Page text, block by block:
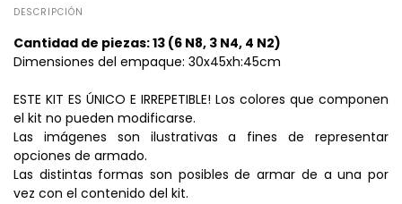
DESCRIPCIÓN
Cantidad de piezas: 13 (6 N8, 3 N4, 4 N2)
Dimensiones del empaque: 30x45xh:45cm
ESTE KIT ES ÚNICO E IRREPETIBLE! Los colores que componen
el kit no pueden modificarse.
Las imágenes son ilustrativas a fines de representar
opciones de armado.
Las distintas formas son posibles de armar de a una por
vez con el contenido del kit.